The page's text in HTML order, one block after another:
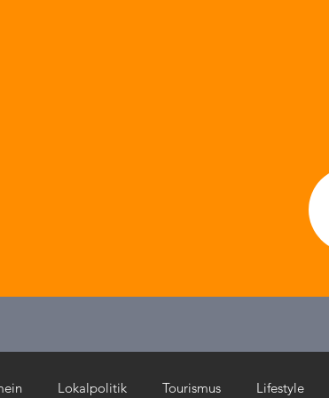
Lokalpolitik Tourismus Lifestyle